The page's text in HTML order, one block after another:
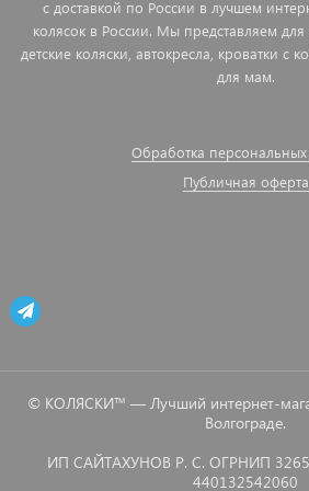
с доставкой по России в лучшем
колясок в России. Мы представляем
детские коляски, автокресла, кроватки с
для мам.
Обработка
Публичная оферта
© КОЛЯСКИ™ — Лучший интернет-
Волгограде.
ИП САЙТАХУНОВ Р. С. ОГРНИП
440132542060